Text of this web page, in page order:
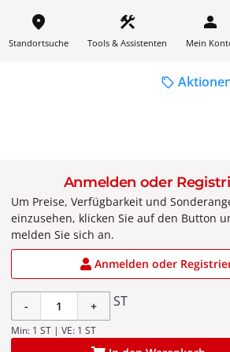
place
Standortsuche
construction
Tools & Assistenten
person
Mein
sell
Anmelden oder
Um Preise, Verfügbarkeit und
einzusehen, klicken Sie auf den Button
melden Sie sich an.
Anmelden oder
- + ST
Min: 1 ST | VE: 1 ST